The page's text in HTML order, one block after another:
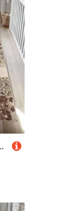
Dauerhaft Läuferteppich Flurläufer Korridor Meterware